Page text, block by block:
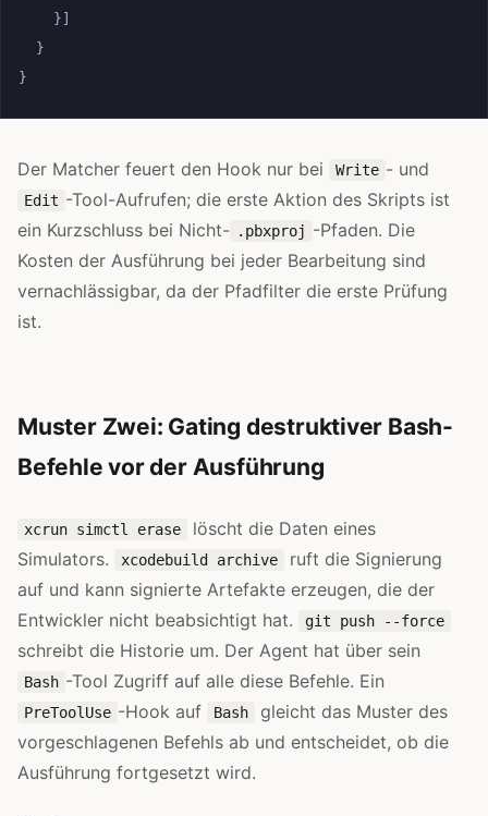
}]
}
}
Der Matcher feuert den Hook nur bei Write - und
Edit -Tool-Aufrufen; die erste Aktion des Skripts ist
ein Kurzschluss bei Nicht-
.pbxproj -Pfaden. Die
Kosten der Ausführung bei jeder Bearbeitung sind
vernachlässigbar, da der Pfadfilter die erste Prüfung
ist.
Muster Zwei: Gating destruktiver Bash-
Befehle vor der Ausführung
xcrun simctl erase
löscht die Daten eines
Simulators.
xcodebuild archive
ruft die Signierung
auf und kann signierte Artefakte erzeugen, die der
Entwickler nicht beabsichtigt hat.
git push --force
schreibt die Historie um. Der Agent hat über sein
Bash -Tool Zugriff auf alle diese Befehle. Ein
PreToolUse -Hook auf Bash
gleicht das Muster des
vorgeschlagenen Befehls ab und entscheidet, ob die
Ausführung fortgesetzt wird.